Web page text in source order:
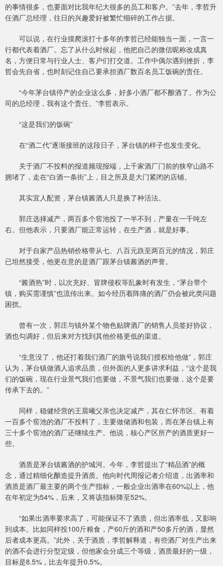
的事情很多，也要面对比我年纪大很多的员工和客户。”去年，李哲升
任酒厂总经理，往日的兴趣爱好被繁忙细碎的工作占据。
可以说，在行业摸爬滚打十多年的李哲已经能独当一面，一言一
行都代表着酒厂。忘了从什么时候起，他把自己的微信昵称改成真
名，方便日常与行业人士、客户们打交道。工作中偶尔遇到挫折，李
哲会先自省，也时刻记住自己要承担酒厂数百名员工饭碗的责任。
“今年茅台镇停产的企业这么多，好多小酒厂都不酿酒了。作为公
司的总经理，我有这个责任。”李哲表示。
“这是我们的饭碗”
在“酒二代”逐渐接班的这段日子，茅台镇的样子也发生变化。
关于酒厂不投料的报道频现报端，上千家酒厂门前的狭窄山路不
拥堵了，走在“白酒一条街”上，目之所及是大门紧闭的店铺。
其实宜人配资，茅台镇酱酒人只是换了种活法。
郭庄选择减产，两百多个窖池投了一半不到，产量在一千吨左
右。但他表示，只要酒厂能正常运转，在生产酒，就是好事。
对于自家产品热销价格带从七、八百元跌至两百元的情况，郭庄
已坦然接受，他更在意的是酒厂跟茅台镇酱酒的声誉。
“酱酒热”时，以次充好、冒牌侵权等乱象时有发生，“茅台带个
镇，购买需谨慎”也流传出来。如今经历着阵痛的酒厂仍会被此类问题
困扰。
曾有一次，郭庄与镇外某个物色贴牌酒厂的销售人员签好协议，
酒也勾调好，但后来对方找到其他价格更低的渠道。
“生意没了，他还打着我们酒厂的旗号说我们授权给他做”，郭庄
认为，茅台镇做酒人追求品质，但外面的人更多讲求利益，“这个是我
们的饭碗，现在行业景气我们也要做，不景气我们也要做，这个是要
传承下去的。”
同样，稳健经营的王晨曦父亲也决定减产，其在仁怀市区、有着
一百多个窖池的酒厂不投料了，主要做储酒和包装，而在茅台镇上有
三十多个窖池的酒厂还继续生产。他说，核心产区所产的酒质更好一
些。
酒质是茅台镇酱酒的护城河。今年，李哲提出了“精品酒”的概
念，通过精细化酿造提升酒质。他向时代周报记者介绍道，出酒率和
酒质是酒厂最主要的两个生产指标，一般企业出酒率在60%以上，他
在年初定为54%，后来，又将该指标降至52%。
“如果出酒率要求高了，可能保证不了酒质，但出酒率低，又影响
到成本。比如同样投100斤粮食，产60斤的酒和产50多斤的酒，显然
后者成本更高。”此外，关于酒质，李哲解释道，有些酒厂对生产出来
的酒不会进行分型定级，但他家会分成三个等级，酒质最好的一级，
目标是8.5%，比去年提升0.5%。